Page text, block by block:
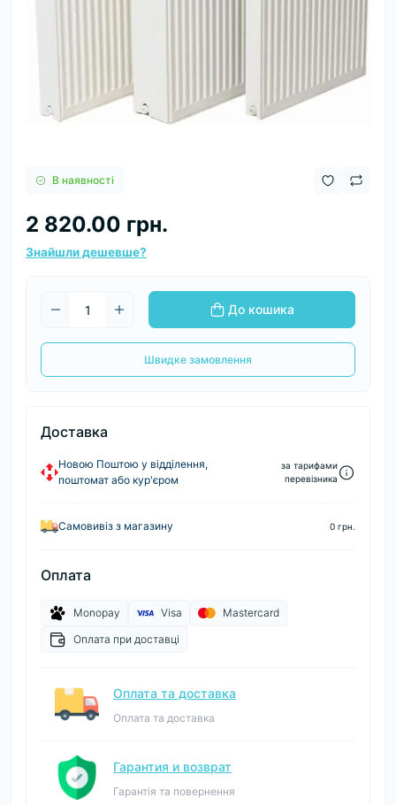
В наявності
2 820.00 грн.
Знайшли дешевше?
До кошика
Швидке замовлення
Доставка
Новою Поштою у відділення,
поштомат або кур'єром
за тарифами
перевізника
Самовивіз з магазину 0 грн.
Оплата
Monopay Visa
Mastercard
Оплата при доставці
Оплата та доставка
Оплата та доставка
Гарантия и возврат
Гарантія та повернення